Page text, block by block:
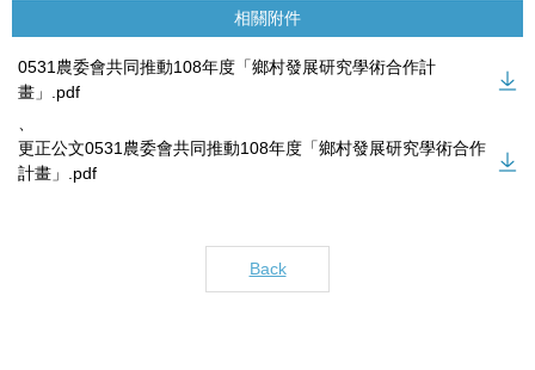
相關附件
0531農委會共同推動108年度「鄉村發展研究學術合作計
畫」.pdf
更正公文0531農委會共同推動108年度「鄉村發展研究學術合作
計畫」.pdf
Back